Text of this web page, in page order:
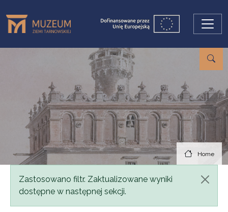
Home
Status message
Zastosowano filtr. Zaktualizowane wyniki
dostępne w następnej sekcji.